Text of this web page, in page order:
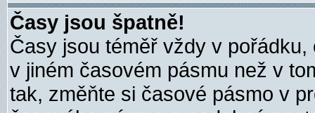
Časy jsou špatně!
Časy jsou téměř vždy v
v jiném časovém pásmu než v
tak, změňte si časové pásmo v